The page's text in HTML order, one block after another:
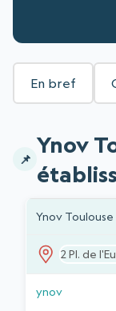
En bref
Ynov
Ynov Toulouse
2 Pl. de
ynov